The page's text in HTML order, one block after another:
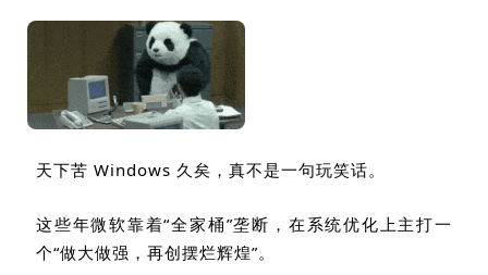
天下苦 Windows 久矣，真不是一句玩笑话。
这些年微软靠着“全家桶”垄断，在系统优化上主打一
个“做大做强，再创摆烂辉煌”。